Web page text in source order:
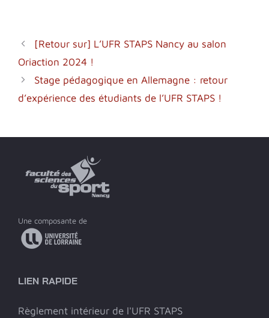
[Retour sur] L’UFR STAPS Nancy au salon
Oriaction 2024 !
Stage pédagogique en Allemagne : retour
d’expérience des étudiants de l’UFR STAPS !
Une composante de
LIEN RAPIDE
Règlement intérieur de l'UFR STAPS